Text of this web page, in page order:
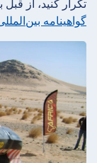
تکرار کنید، از
گواهینامه